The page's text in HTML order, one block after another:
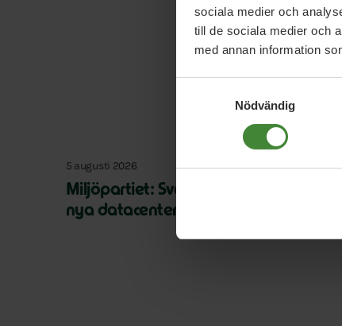
sociala medier och
till de sociala medier och
med annan information
Nödvändig
5 augusti 2026
Miljöpartiet: Sverige måste ställa krav
nya datacenter